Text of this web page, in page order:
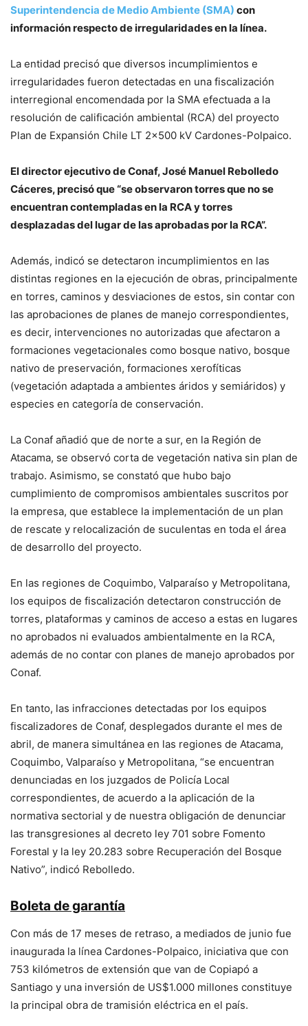
Superintendencia de Medio Ambiente (SMA) con
información respecto de irregularidades en la línea.
La entidad precisó que diversos incumplimientos e
irregularidades fueron detectadas en una fiscalización
interregional encomendada por la SMA efectuada a la
resolución de calificación ambiental (RCA) del proyecto
Plan de Expansión Chile LT 2×500 kV Cardones-Polpaico.
El director ejecutivo de Conaf, José Manuel Rebolledo
Cáceres, precisó que “se observaron torres que no se
encuentran contempladas en la RCA y torres
desplazadas del lugar de las aprobadas por la RCA”.
Además, indicó se detectaron incumplimientos en las
distintas regiones en la ejecución de obras, principalmente
en torres, caminos y desviaciones de estos, sin contar con
las aprobaciones de planes de manejo correspondientes,
es decir, intervenciones no autorizadas que afectaron a
formaciones vegetacionales como bosque nativo, bosque
nativo de preservación, formaciones xerofíticas
(vegetación adaptada a ambientes áridos y semiáridos) y
especies en categoría de conservación.
La Conaf añadió que de norte a sur, en la Región de
Atacama, se observó corta de vegetación nativa sin plan de
trabajo. Asimismo, se constató que hubo bajo
cumplimiento de compromisos ambientales suscritos por
la empresa, que establece la implementación de un plan
de rescate y relocalización de suculentas en toda el área
de desarrollo del proyecto.
En las regiones de Coquimbo, Valparaíso y Metropolitana,
los equipos de fiscalización detectaron construcción de
torres, plataformas y caminos de acceso a estas en lugares
no aprobados ni evaluados ambientalmente en la RCA,
además de no contar con planes de manejo aprobados por
Conaf.
En tanto, las infracciones detectadas por los equipos
fiscalizadores de Conaf, desplegados durante el mes de
abril, de manera simultánea en las regiones de Atacama,
Coquimbo, Valparaíso y Metropolitana, “se encuentran
denunciadas en los juzgados de Policía Local
correspondientes, de acuerdo a la aplicación de la
normativa sectorial y de nuestra obligación de denunciar
las transgresiones al decreto ley 701 sobre Fomento
Forestal y la ley 20.283 sobre Recuperación del Bosque
Nativo”, indicó Rebolledo.
Boleta de garantía
Con más de 17 meses de retraso, a mediados de junio fue
inaugurada la línea Cardones-Polpaico, iniciativa que con
753 kilómetros de extensión que van de Copiapó a
Santiago y una inversión de US$1.000 millones constituye
la principal obra de tramisión eléctrica en el país.